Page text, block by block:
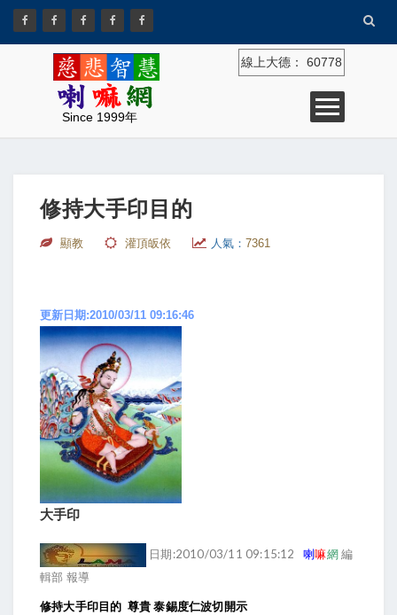
Since 1999年
線上大德： 60778
修持大手印目的
顯教 灌頂皈依 人氣： 7361
更新日期:2010/03/11 09:16:46
大手印
日期:2010/03/11 09:15:12喇嘛網編
輯部 報導
修持大手印目的 尊貴 泰錫度仁波切開示